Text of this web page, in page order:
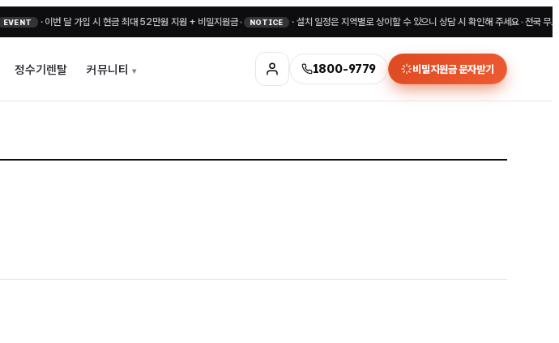
·이번 달 가입 시 현금 최대 52만원 지원 + 비밀지원금• NOTICE ·설치 일정은 지역별로 상이할 수 있으니 상담 시 확인해 주세요•전국 무료상담
정수기렌탈 커뮤니티 1800-9779 비밀지원금 문자받기